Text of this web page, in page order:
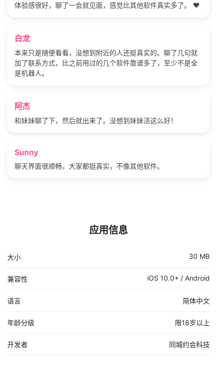
体验感很好，聊了一会就见面，感觉比其他软件真实多了。 ❤️
白龙
本来只是随便看看，没想到附近的人还挺真实的。聊了几句就
加了联系方式，比之前用过的几个软件靠谱多了，至少不是全
是机器人。
阿杰
和妹妹聊了下，然后就出来了。没想到妹妹活这么好！
Sunny
聊天界面很顺畅，大家都挺真实，不像其他软件。
应用信息
大小 30 MB
兼容性 iOS 10.0+ / Android
语言 简体中文
年龄分级 限18岁以上
开发者 同城约会科技